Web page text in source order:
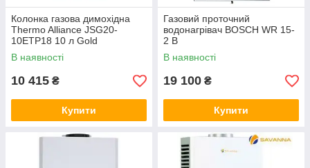
Колонка газова димохідна
Thermo Alliance JSG20-
10ETP18 10 л Gold
В наявності
10 415 ₴
Купити
Газовий проточний
водонагрівач BOSCH WR 15-
2 B
В наявності
19 100 ₴
Купити